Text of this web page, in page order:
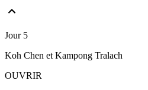
Jour 5
Koh Chen et Kampong Tralach
OUVRIR